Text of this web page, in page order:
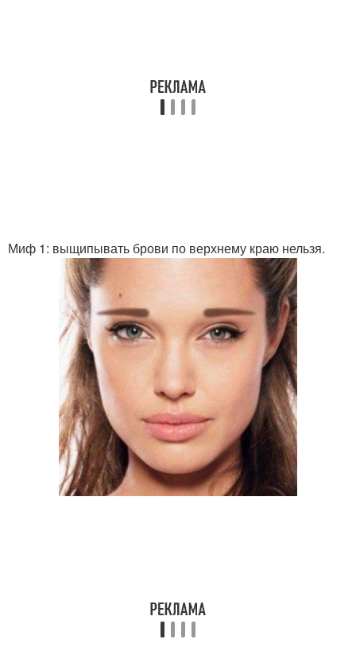
Миф 1: выщипывать брови по верхнему краю нельзя.